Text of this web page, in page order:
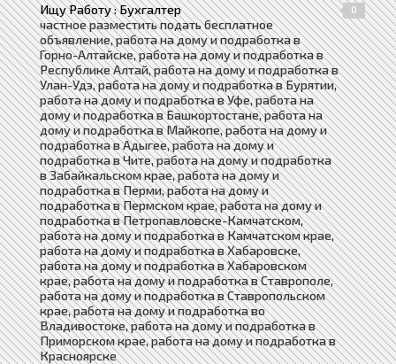
Ищу Работу : Бухгалтер
0
частное разместить подать бесплатное
объявление, работа на дому и подработка в
Горно-Алтайске, работа на дому и подработка в
Республике Алтай, работа на дому и подработка в
Улан-Удэ, работа на дому и подработка в Бурятии,
работа на дому и подработка в Уфе, работа на
дому и подработка в Башкортостане, работа на
дому и подработка в Майкопе, работа на дому и
подработка в Адыгее, работа на дому и
подработка в Чите, работа на дому и подработка
в Забайкальском крае, работа на дому и
подработка в Перми, работа на дому и
подработка в Пермском крае, работа на дому и
подработка в Петропавловске-Камчатском,
работа на дому и подработка в Камчатском крае,
работа на дому и подработка в Хабаровске,
работа на дому и подработка в Хабаровском
крае, работа на дому и подработка в Ставрополе,
работа на дому и подработка в Ставропольском
крае, работа на дому и подработка во
Владивостоке, работа на дому и подработка в
Приморском крае, работа на дому и подработка в
Красноярске